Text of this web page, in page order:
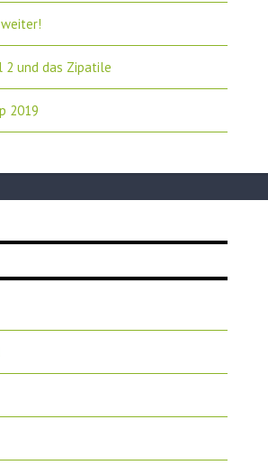
2 und das Zipatile
2019